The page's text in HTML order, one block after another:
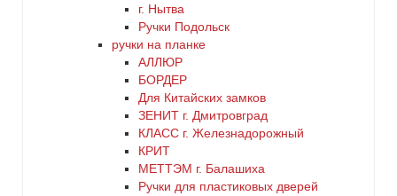
г. Нытва
Ручки Подольск
ручки на планке
АЛЛЮР
БОРДЕР
Для Китайских замков
ЗЕНИТ г. Дмитровград
КЛАСС г. Железнадорожный
КРИТ
МЕТТЭМ г. Балашиха
Ручки для пластиковых дверей